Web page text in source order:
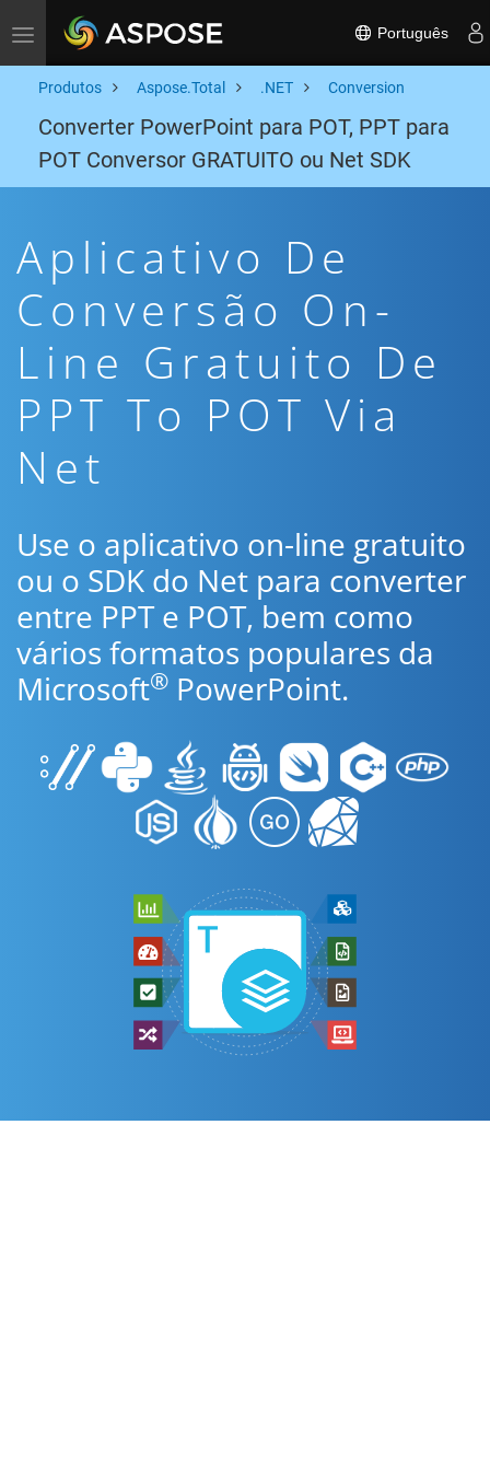
Toggle navigation Português
Produtos Aspose.Total .NET Conversion
Converter PowerPoint para POT, PPT para
POT Conversor GRATUITO ou Net SDK
Aplicativo De
Conversão On-
Line Gratuito De
PPT To POT Via
Net
Use o aplicativo on-line gratuito
ou o SDK do Net para converter
entre PPT e POT, bem como
vários formatos populares da
Microsoft® PowerPoint.